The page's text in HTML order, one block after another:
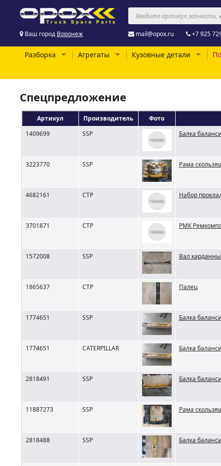
Ваш город Воронеж mail@opox.ru +7 925
Разборка Агрегаты Кузовные детали
Спецпредложение
Артикул Производитель
Фото
1409699
SSP Балка
3223770 SSP Рама
4682161 CTP Набор
3701871 CTP РМК
1572008 SSP Вал
1865637 CTP Палец
1774651 SSP Балка
1774651 CATERPILLAR Балка
2818491 SSP Балка
11887273 SSP Рама
2818488 SSP Балка